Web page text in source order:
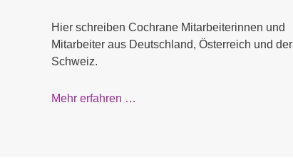
Hier schreiben Cochrane Mitarbeiterinnen und
Mitarbeiter aus Deutschland, Österreich und der
Schweiz.
Mehr erfahren …